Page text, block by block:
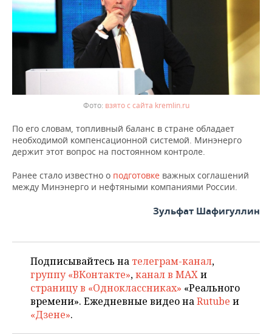
взято с сайта kremlin.ru
По его словам, топливный баланс в стране обладает
необходимой компенсационной системой. Минэнерго
держит этот вопрос на постоянном контроле.
Ранее стало известно о подготовке важных соглашений
между Минэнерго и нефтяными компаниями России.
Зульфат Шафигуллин
Подписывайтесь на телеграм-канал,
группу «ВКонтакте»,канал в MAXи
страницу в «Одноклассниках» «Реального
времени». Ежедневные видео наRutube и
«Дзене».